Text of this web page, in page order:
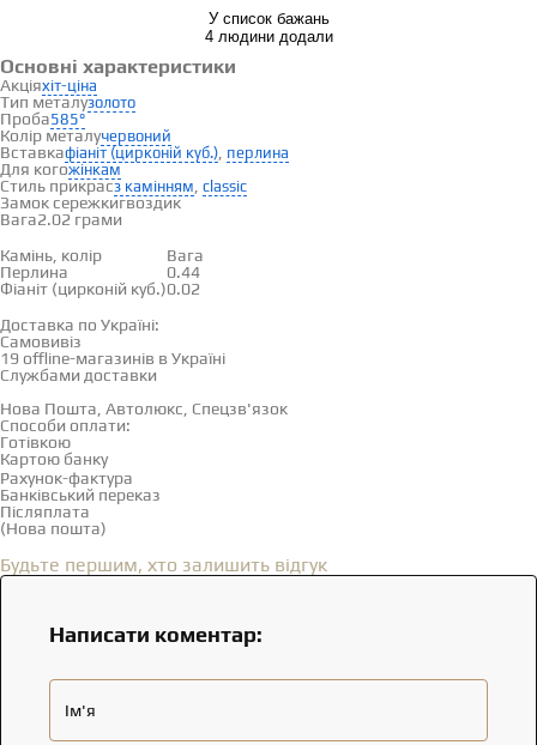
У список бажань
4 людини додали
Основні характеристики
Акціяхіт-ціна
Тип металузолото
Проба585°
Колір металучервоний
Вставкафіаніт (цирконій куб.) перлина
Для когожінкам
Стиль прикрасз камінням classic
Замок сережкигвоздик
Вага2.02 грами
Камінь, колір
Вага
Перлина
0.44
Фіаніт (цирконій куб.)0.02
Доставка і оплата
Доставка по Україні:
Самовивіз
19 offline-магазинів в Україні
Службами доставки
Нова Пошта, Автолюкс, Спецзв'язок
Способи оплати:
Готівкою
Картою банку
Рахунок-фактура
Банківський переказ
Післяплата
(Нова пошта)
Будьте першим, хто залишить відгук
Написати коментар:
Ім'я